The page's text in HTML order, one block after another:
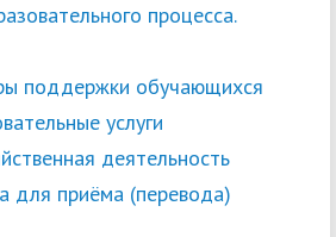
процесса.
поддержки обучающихся
услуги
деятельность
для приёма (перевода)